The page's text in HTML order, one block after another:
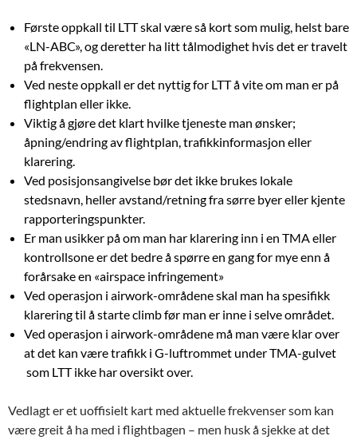
Første oppkall til LTT skal være så kort som mulig, helst bare
«LN-ABC», og deretter ha litt tålmodighet hvis det er travelt
på frekvensen.
Ved neste oppkall er det nyttig for LTT å vite om man er på
flightplan eller ikke.
Viktig å gjøre det klart hvilke tjeneste man ønsker;
åpning/endring av flightplan, trafikkinformasjon eller
klarering.
Ved posisjonsangivelse bør det ikke brukes lokale
stedsnavn, heller avstand/retning fra sørre byer eller kjente
rapporteringspunkter.
Er man usikker på om man har klarering inn i en TMA eller
kontrollsone er det bedre å spørre en gang for mye enn å
forårsake en «airspace infringement»
Ved operasjon i airwork-områdene skal man ha spesifikk
klarering til å starte climb før man er inne i selve området.
Ved operasjon i airwork-områdene må man være klar over
at det kan være trafikk i G-luftrommet under TMA-gulvet
som LTT ikke har oversikt over.
Vedlagt er et uoffisielt kart med aktuelle frekvenser som kan
være greit å ha med i flightbagen – men husk å sjekke at det